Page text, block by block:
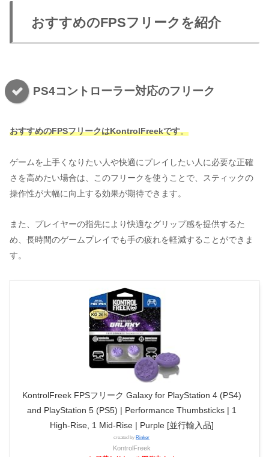
おすすめのFPSフリークを紹介
PS4コントローラー対応のフリーク
おすすめのFPSフリークはKontrolFreekです。
ゲームを上手くなりたい人や快適にプレイしたい人に必要な正確
さを高めたい場合は、このフリークを使うことで、スティックの
操作性が大幅に向上する効果が期待できます。
また、プレイヤーの指先により快適なグリップ感を提供するた
め、長時間のゲームプレイでも手の疲れを軽減することができま
す。
KontrolFreek FPSフリーク Galaxy for PlayStation 4 (PS4)
and PlayStation 5 (PS5) | Performance Thumbsticks | 1
High-Rise, 1 Mid-Rise | Purple [並行輸入品]
created by Rinker
KontrolFreek